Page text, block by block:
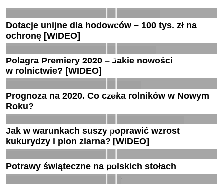
Dotacje unijne dla hodowców – 100 tys. zł na
ochronę [WIDEO]
Polagra Premiery 2020 – Jakie nowości
w rolnictwie? [WIDEO]
Prognoza na 2020. Co czeka rolników w Nowym
Roku?
Jak w warunkach suszy poprawić wzrost
kukurydzy i plon ziarna? [WIDEO]
Potrawy świąteczne na polskich stołach